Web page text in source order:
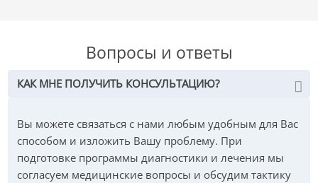
Вопросы и ответы
КАК МНЕ ПОЛУЧИТЬ КОНСУЛЬТАЦИЮ?
Вы можете связаться с нами любым удобным для Вас
способом и изложить Вашу проблему. При
подготовке программы диагностики и лечения мы
согласуем медицинские вопросы и обсудим тактику